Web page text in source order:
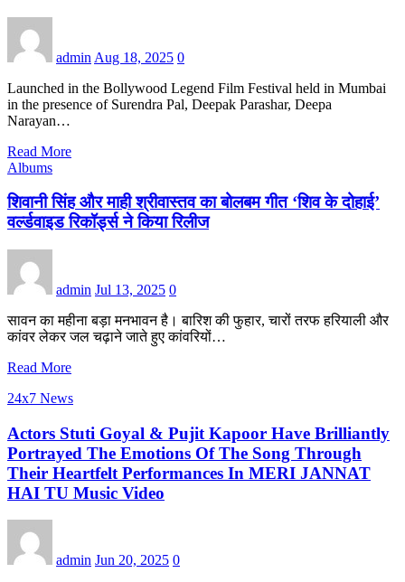
admin Aug 18, 2025 0
Launched in the Bollywood Legend Film Festival held in Mumbai
in the presence of Surendra Pal, Deepak Parashar, Deepa
Narayan…
Read More
Albums
शिवानी सिंह और माही श्रीवास्तव का बोलबम गीत ‘शिव के दोहाई’
वर्ल्डवाइड रिकॉर्ड्स ने किया रिलीज
admin Jul 13, 2025 0
सावन का महीना बड़ा मनभावन है। बारिश की फुहार, चारों तरफ हरियाली और
कांवर लेकर जल चढ़ाने जाते हुए कांवरियों…
Read More
24x7 News
Actors Stuti Goyal & Pujit Kapoor Have Brilliantly
Portrayed The Emotions Of The Song Through
Their Heartfelt Performances In MERI JANNAT
HAI TU Music Video
admin Jun 20, 2025 0